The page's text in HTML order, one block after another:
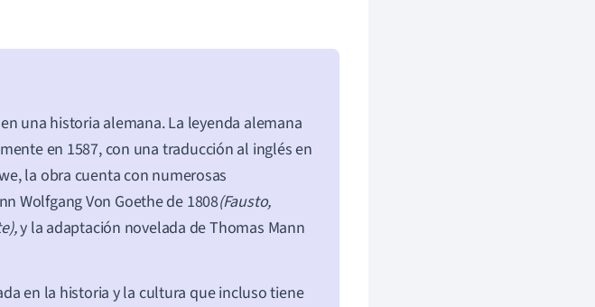
una historia alemana. La leyenda alemana
en 1587, con una traducción al inglés en
la obra cuenta con numerosas
Wolfgang Von Goethe de 1808(Fausto,
y la adaptación novelada de Thomas Mann
en la historia y la cultura que incluso tiene